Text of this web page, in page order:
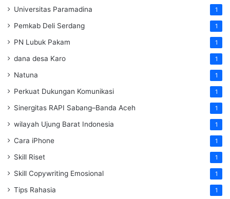
Universitas Paramadina 1
Pemkab Deli Serdang 1
PN Lubuk Pakam 1
dana desa Karo 1
Natuna 1
Perkuat Dukungan Komunikasi 1
Sinergitas RAPI Sabang–Banda Aceh 1
wilayah Ujung Barat Indonesia 1
Cara iPhone 1
Skill Riset 1
Skill Copywriting Emosional 1
Tips Rahasia 1